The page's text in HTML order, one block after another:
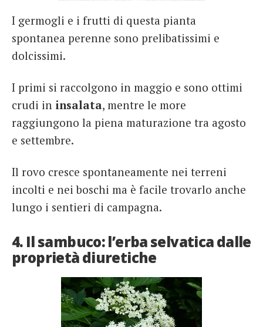
I germogli e i frutti di questa pianta
spontanea perenne sono prelibatissimi e
dolcissimi.
I primi si raccolgono in maggio e sono ottimi
crudi in insalata, mentre le more
raggiungono la piena maturazione tra agosto
e settembre.
Il rovo cresce spontaneamente nei terreni
incolti e nei boschi ma è facile trovarlo anche
lungo i sentieri di campagna.
4. Il sambuco: l’erba selvatica dalle
proprietà diuretiche